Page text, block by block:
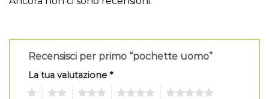
Recensisci per primo “pochette uomo”
La tua valutazione *